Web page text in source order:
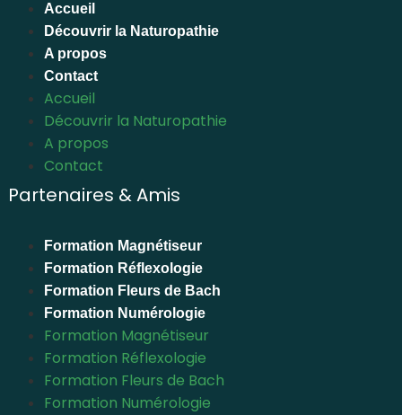
Accueil
Découvrir la Naturopathie
A propos
Contact
Accueil
Découvrir la Naturopathie
A propos
Contact
Partenaires & Amis
Formation Magnétiseur
Formation Réflexologie
Formation Fleurs de Bach
Formation Numérologie
Formation Magnétiseur
Formation Réflexologie
Formation Fleurs de Bach
Formation Numérologie